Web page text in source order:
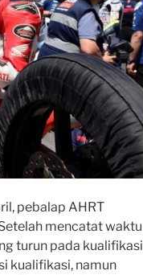
pebalap AHRT
mencatat waktu
turun pada kualifikasi
kualifikasi, namun